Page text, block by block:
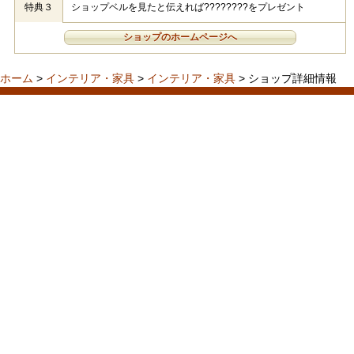
特典３ ショップベルを見たと伝えれば????????をプレゼント
ショップのホームページへ
ホーム > インテリア・家具 > インテリア・家具 > ショップ詳細情報